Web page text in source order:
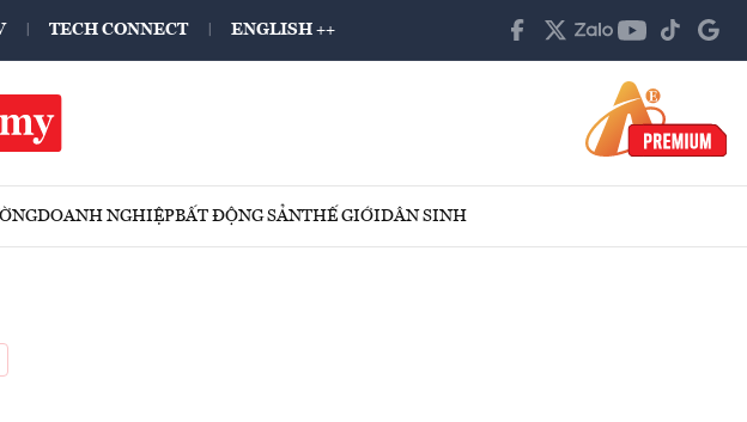
TECH CONNECT ENGLISH ++
DOANH NGHIỆPBẤT ĐỘNG SẢNTHẾ GIỚIDÂN SINH